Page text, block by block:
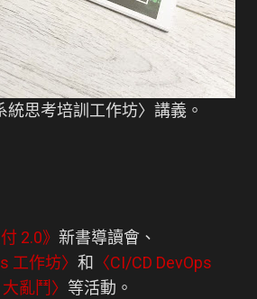
思考培訓工作坊〉講義。
2.0》 新書導讀會、
工作坊〉 和
〈CI/CD DevOps
亂鬥〉 等活動。